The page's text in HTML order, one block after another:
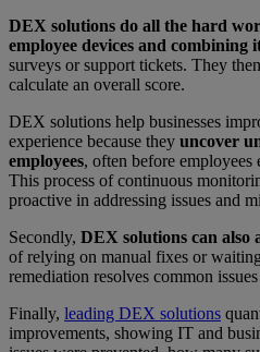
DEX solutions do all the hard
employee devices and combining
surveys or support tickets. They
calculate an overall score.
DEX solutions help businesses
experience because they uncover
employees, often before employees
This process of continuous
proactive in addressing issues and
Secondly, DEX solutions can also
of relying on manual fixes or
remediation resolves common
Finally, leading DEX solutions
improvements, showing IT and